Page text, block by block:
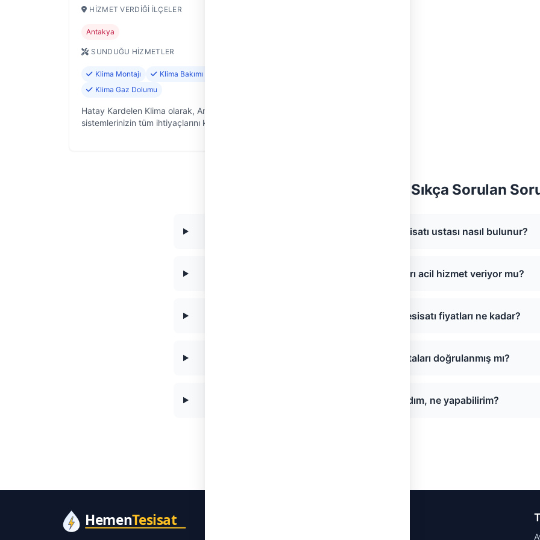
HIZMET VERDIĞI İLÇELER
Antakya
SUNDUĞU HIZMETLER
Klima Montajı
Klima Bakımı ve Temizliği
Klima Gaz Dolumu
Hatay Kardelen Klima olarak, Antakya'da iklimlendirme
sistemlerinizin tüm ihtiyaçlarını karşılamak için
Hatay Klima Tesisatı — Sıkça Sorulan
Hatay bölgesinde Klima Tesisatı ustası nasıl bulunur?
Hatay Klima Tesisatı ustaları acil hizmet veriyor mu?
Hatay bölgesinde Klima Tesisatı fiyatları ne kadar?
Hatay Klima Tesisatı ustaları doğrulanmış mı?
Sayfada usta bulamadım, ne yapabilirim?